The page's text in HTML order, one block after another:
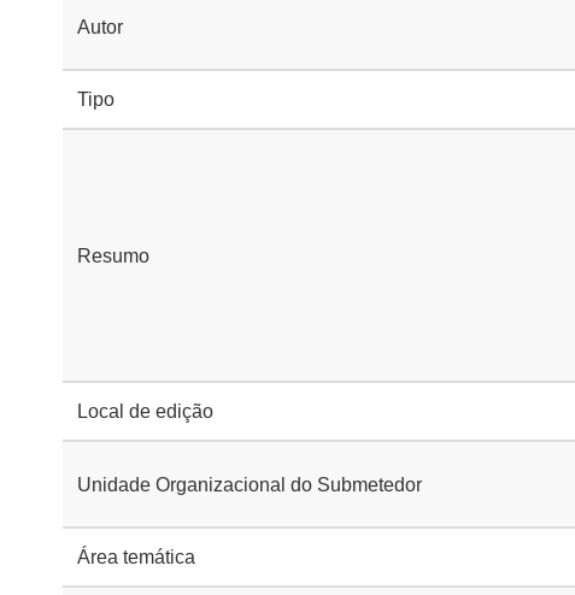
Autor
Tipo
Resumo
Local de edição
Unidade Organizacional do Submetedor
Área temática